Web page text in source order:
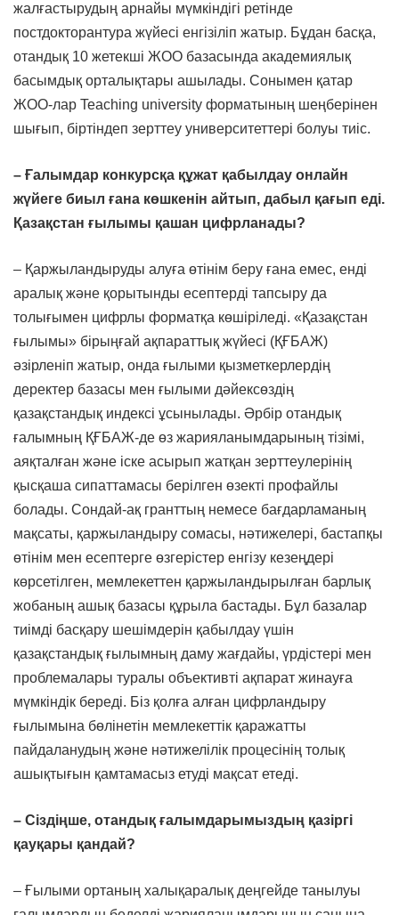
жалғастырудың арнайы мүмкіндігі ретінде
постдокторантура жүйесі енгізіліп жатыр. Бұдан басқа,
отандық 10 жетекші ЖОО базасында академиялық
басымдық орталықтары ашылады. Сонымен қатар
ЖОО-лар Teaching university форматының шеңберінен
шығып, біртіндеп зерттеу университеттері болуы тиіс.
– Ғалымдар конкурсқа құжат қабылдау онлайн
жүйеге биыл ғана көшкенін айтып, дабыл қағып еді.
Қазақстан ғылымы қашан цифрланады?
– Қаржыландыруды алуға өтінім беру ғана емес, енді
аралық және қорытынды есептерді тапсыру да
толығымен цифрлы форматқа көшіріледі. «Қазақстан
ғылымы» бірыңғай ақпараттық жүйесі (ҚҒБАЖ)
әзірленіп жатыр, онда ғылыми қызметкерлердің
деректер базасы мен ғылыми дәйексөздің
қазақстандық индексі ұсынылады. Әрбір отандық
ғалымның ҚҒБАЖ-де өз жарияланымдарының тізімі,
аяқталған және іске асырып жатқан зерттеулерінің
қысқаша сипаттамасы берілген өзекті профайлы
болады. Сондай-ақ гранттың немесе бағдарламаның
мақсаты, қаржыландыру сомасы, нәтижелері, бастапқы
өтінім мен есептерге өзгерістер енгізу кезеңдері
көрсетілген, мемлекеттен қаржыландырылған барлық
жобаның ашық базасы құрыла бастады. Бұл базалар
тиімді басқару шешімдерін қабылдау үшін
қазақстандық ғылымның даму жағдайы, үрдістері мен
проблемалары туралы объективті ақпарат жинауға
мүмкіндік береді. Біз қолға алған цифрландыру
ғылымына бөлінетін мемлекеттік қаражатты
пайдаланудың және нәтижелілік процесінің толық
ашықтығын қамтамасыз етуді мақсат етеді.
– Сіздіңше, отандық ғалымдарымыздың қазіргі
қауқары қандай?
– Ғылыми ортаның халықаралық деңгейде танылуы